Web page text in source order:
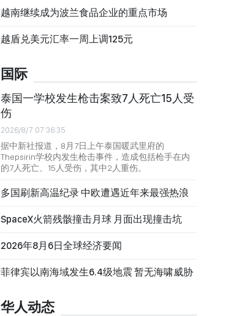
越南继续成为波兰食品企业的重点市场
越盾兑美元汇率一周上调125元
国际
泰国一学校发生枪击案致7人死亡15人受
伤
2026/8/7 07:36:35
据中新社报道，8月7日上午泰国暖武里府的
Thepsirin学校内发生枪击事件，造成包括枪手在内
的7人死亡、15人受伤，其中2人重伤。
多国刷新高温纪录 中欧遭遇近年来最强热浪
SpaceX火箭残骸撞击月球 月面出现撞击坑
2026年8月6日全球经济要闻
菲律宾以南海域发生6.4级地震 暂无海啸威胁
华人动态